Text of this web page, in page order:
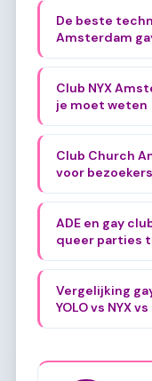
De beste
Amsterdam
Club NYX
je moet weten
Club Church
voor bezoekers
ADE en gay
queer parties
Vergelijking
YOLO vs NYX